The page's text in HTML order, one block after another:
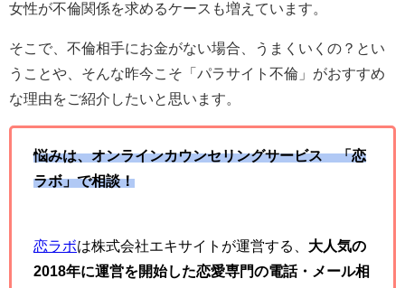
女性が不倫関係を求めるケースも増えています。
そこで、不倫相手にお金がない場合、うまくいくの？とい
うことや、そんな昨今こそ「パラサイト不倫」がおすすめ
な理由をご紹介したいと思います。
悩みは、オンラインカウンセリングサービス 「恋
ラボ」で相談！
恋ラボは株式会社エキサイトが運営する、 大人気の
2018年に運営を開始した恋愛専門の電話・メール相